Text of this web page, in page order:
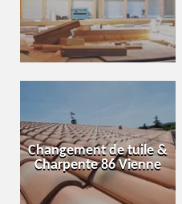
Changement de tuile &
Charpente 86 Vienne